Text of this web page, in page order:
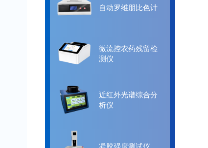
自动罗维朋比色计
微流控农药残留检
测仪
近红外光谱综合分
析仪
凝胶强度测试仪